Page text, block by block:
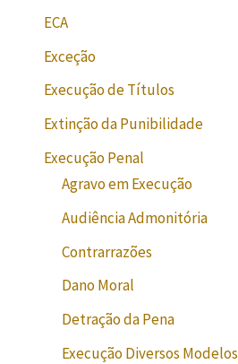
ECA
Exceção
Execução de Títulos
Extinção da Punibilidade
Execução Penal
Agravo em Execução
Audiência Admonitória
Contrarrazões
Dano Moral
Detração da Pena
Execução Diversos Modelos